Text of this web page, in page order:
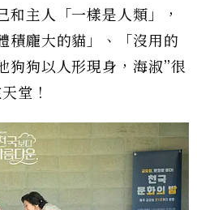
和主人「一樣是人類」，
積龐大的貓」、「沒用的
狗狗以人形現身，海淑”很
堂！